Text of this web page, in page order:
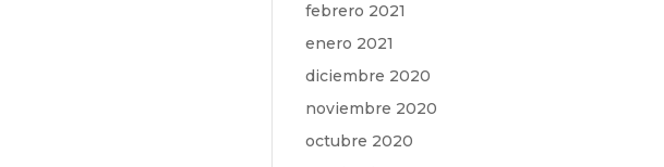
febrero 2021
enero 2021
diciembre 2020
noviembre 2020
octubre 2020